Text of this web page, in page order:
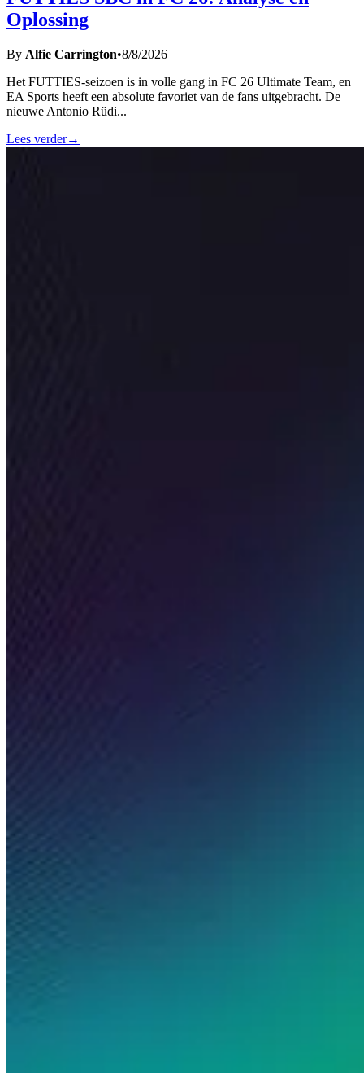
Oplossing
By Alfie Carrington•8/8/2026
Het FUTTIES-seizoen is in volle gang in FC 26 Ultimate Team, en
EA Sports heeft een absolute favoriet van de fans uitgebracht. De
nieuwe Antonio Rüdi...
Lees verder→